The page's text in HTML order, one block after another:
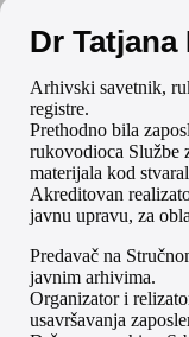
Dr Tatjana
Arhivski savetnik,
registre.
Prethodno bila
rukovodioca Službe
materijala kod
Akreditovan
javnu upravu, za
Predavač na
javnim arhivima.
Organizator i
usavršavanja